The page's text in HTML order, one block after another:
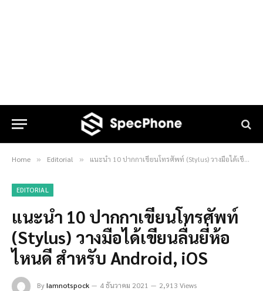
Home » Editorial » แนะนำ 10 ปากกาเขียนโทรศัพท์ (Stylus) วางมือได้เขียนลื่นยี่ห้อไหนดี สำหรับ Android, iOS
EDITORIAL
แนะนำ 10 ปากกาเขียนโทรศัพท์
(Stylus) วางมือได้เขียนลื่นยี่ห้อ
ไหนดี สำหรับ Android, iOS
ByIamnotspock 4 ธันวาคม 2021 2,913 Views